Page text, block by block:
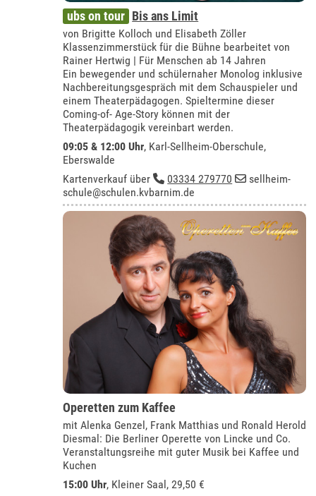
ubs on tour Bis ans Limit
von Brigitte Kolloch und Elisabeth Zöller
Klassenzimmerstück für die Bühne bearbeitet von
Rainer Hertwig | Für Menschen ab 14 Jahren
Ein bewegender und schülernaher Monolog inklusive
Nachbereitungsgespräch mit dem Schauspieler und
einem Theaterpädagogen. Spieltermine dieser
Coming-of- Age-Story können mit der
Theaterpädagogik vereinbart werden.
09:05 & 12:00 Uhr, Karl-Sellheim-Oberschule,
Eberswalde
Kartenverkauf über
03334 279770
sellheim-
schule@schulen.kvbarnim.de
Operetten zum Kaffee
mit Alenka Genzel, Frank Matthias und Ronald Herold
Diesmal: Die Berliner Operette von Lincke und Co.
Veranstaltungsreihe mit guter Musik bei Kaffee und
Kuchen
15:00 Uhr, Kleiner Saal, 29,50 €